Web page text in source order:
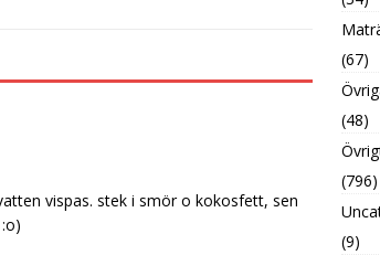
vispas. stek i smör o kokosfett, sen
(67)
(48)
(796)
(9)